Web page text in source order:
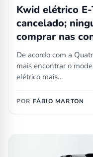
Kwid elétrico
cancelado;
comprar nas
De acordo com a
mais encontrar o
elétrico mais…
POR FÁBIO MARTON